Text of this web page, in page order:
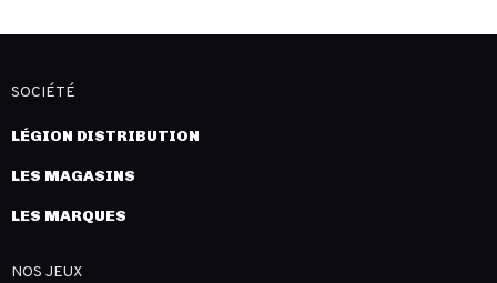
SOCIÉTÉ
LÉGION DISTRIBUTION
LES MAGASINS
LES MARQUES
NOS JEUX